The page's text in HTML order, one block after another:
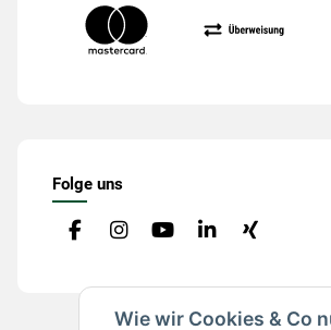
Wie wir Cookies & Co
Folge uns